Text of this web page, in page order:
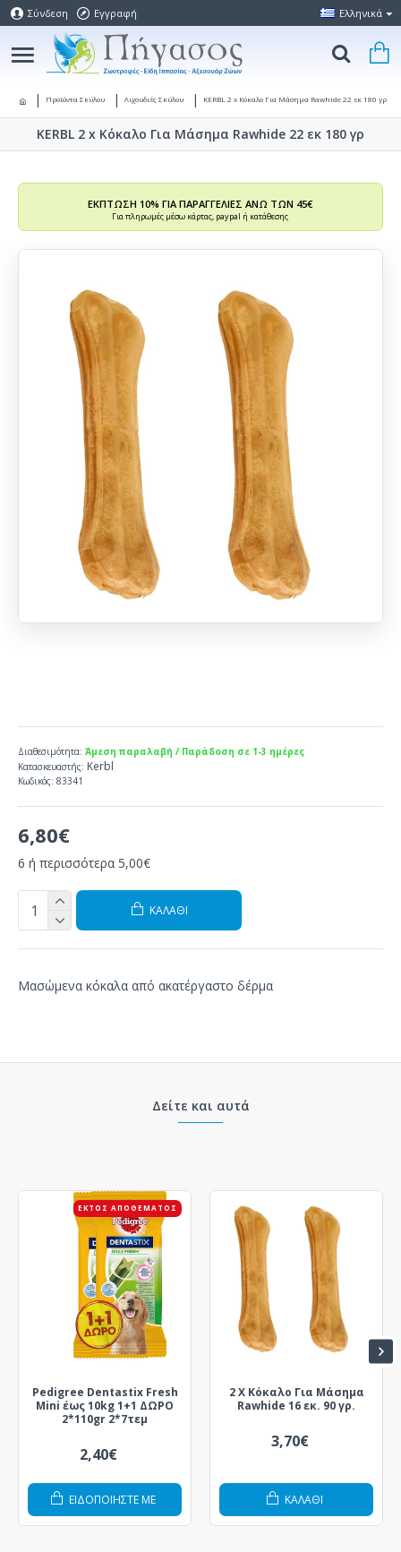
Σύνδεση Εγγραφή Ελληνικά
Προϊόντα Σκύλου Λιχουδιές Σκύλου KERBL 2 x Κόκαλο Για Μάσημα Rawhide 22 εκ 180 γρ
KERBL 2 x Κόκαλο Για Μάσημα Rawhide 22 εκ 180 γρ
ΕΚΠΤΩΣΗ 10% ΓΙΑ ΠΑΡΑΓΓΕΛΙΕΣ ΑΝΩ ΤΩΝ 45€
Για πληρωμές μέσω κάρτας, paypal ή κατάθεσης
6,80€
6 ή περισσότερα 5,00€
Διαθεσιμότητα: Άμεση παραλαβή / Παράδοση σε 1-3 ημέρες
Κατασκευαστής: Kerbl
Κωδικός: 83341
ΚΑΛΆΘΙ
Μασώμενα κόκαλα από ακατέργαστο δέρμα
Δείτε και αυτά
ΕΚΤΌΣ ΑΠΟΘΈΜΑΤΟΣ
Pedigree Dentastix Fresh
Mini έως 10kg 1+1 ΔΩΡΟ
2*110gr 2*7τεμ
2,40€
ΕΙΔΟΠΟΙΗΣΤΕ ΜΕ
2 X Κόκαλο Για Μάσημα
Rawhide 16 εκ. 90 γρ.
3,70€
ΚΑΛΆΘΙ